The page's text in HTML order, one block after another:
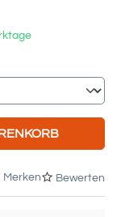
Merken Bewerten